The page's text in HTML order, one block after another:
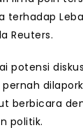
terhadap
Reuters.
potensi
berbicara
politik.